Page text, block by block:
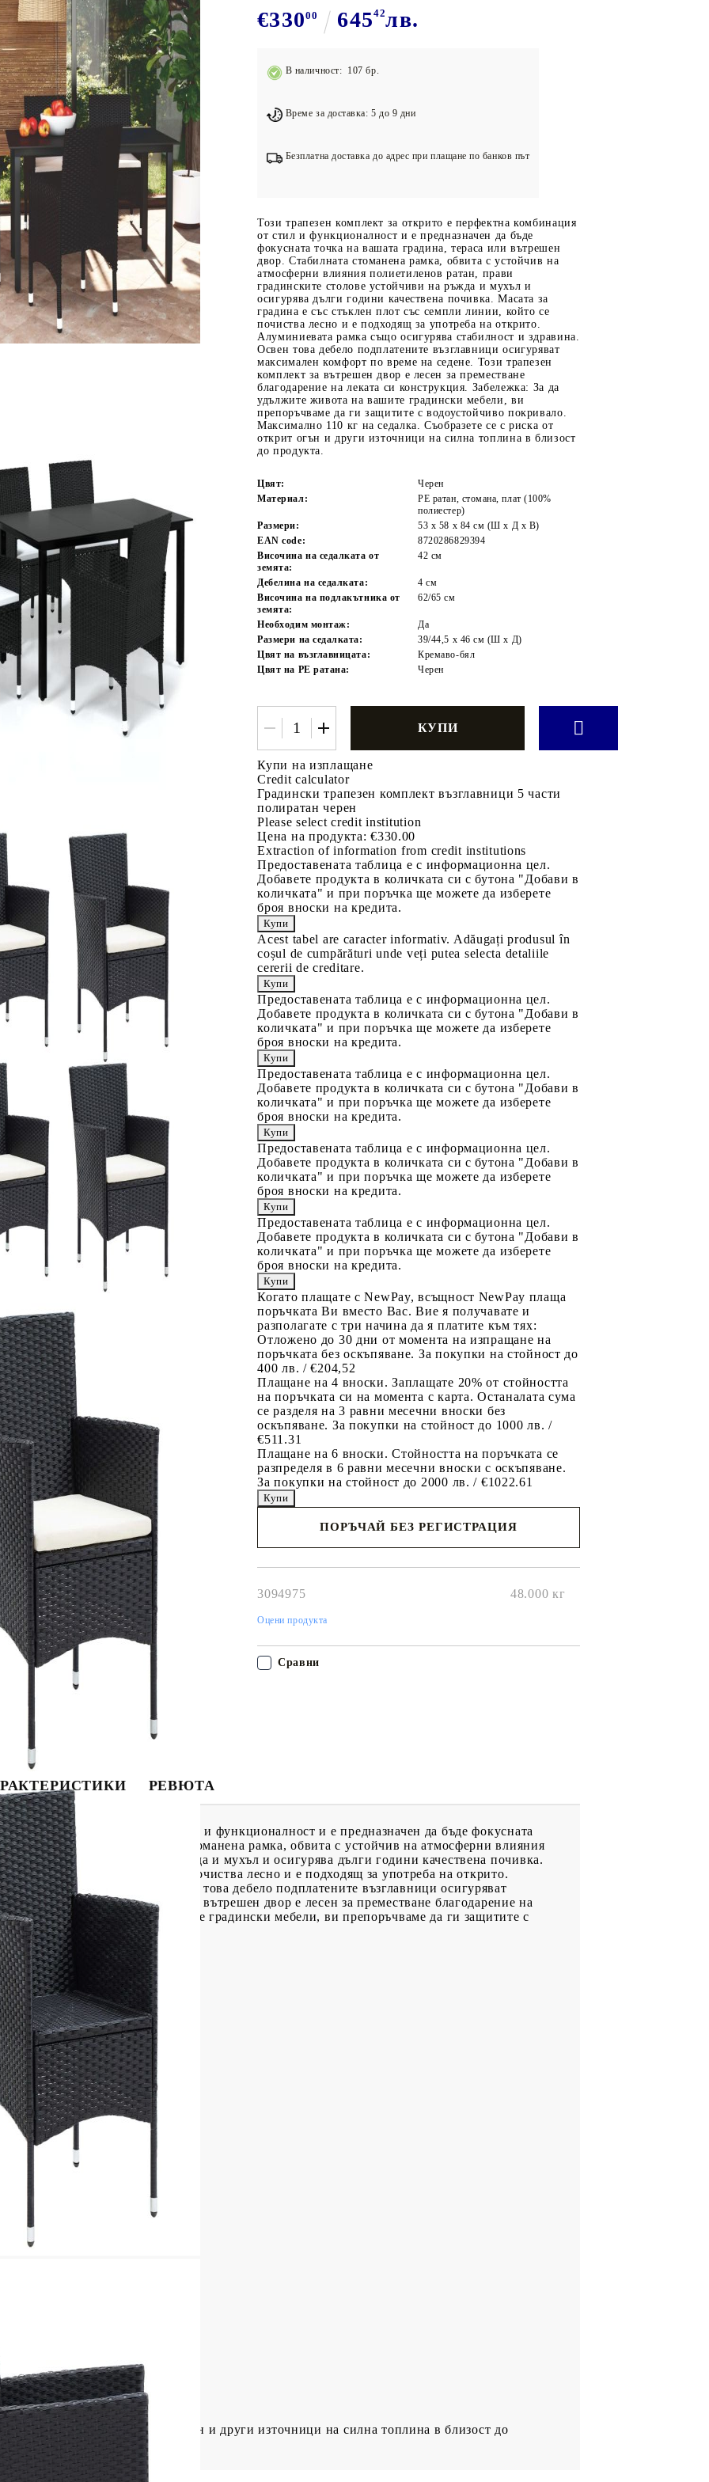
Подложки за фитнес уреди
Лостове за набиране
Силови кули
Йога и пилатес
Волейбол
€33000 64542лв.
В наличност: 107 бр.
Време за доставка: 5 до 9 дни
Безплатна доставка до адрес при плащане по банков път
Този трапезен комплект за открито е перфектна комбинация
от стил и функционалност и е предназначен да бъде
фокусната точка на вашата градина, тераса или вътрешен
двор. Стабилната стоманена рамка, обвита с устойчив на
атмосферни влияния полиетиленов ратан, прави
градинските столове устойчиви на ръжда и мухъл и
осигурява дълги години качествена почивка. Масата за
градина е със стъклен плот със семпли линии, който се
почиства лесно и е подходящ за употреба на открито.
Алуминиевата рамка също осигурява стабилност и здравина.
Освен това дебело подплатените възглавници осигуряват
максимален комфорт по време на седене. Този трапезен
комплект за вътрешен двор е лесен за преместване
благодарение на леката си конструкция. Забележка: За да
удължите живота на вашите градински мебели, ви
препоръчваме да ги защитите с водоустойчиво покривало.
Максимално 110 кг на седалка. Съобразете се с риска от
открит огън и други източници на силна топлина в близост
до продукта.
Цвят:
Черен
Материал:
PE ратан, стомана, плат (100%
полиестер)
Размери:
53 x 58 x 84 см (Ш х Д х В)
EAN code:
8720286829394
Височина на седалката от
земята:
42 cм
Дебелина на седалката:
4 см
Височина на подлакътника от
земята:
62/65 см
Необходим монтаж:
Да
Размери на седалката:
39/44,5 x 46 см (Ш x Д)
Цвят на възглавницата:
Кремаво-бял
Цвят на PE ратана:
Черен
Купи на изплащане
Credit calculator
Градински трапезен комплект възглавници 5 части
полиратан черен
Please select credit institution
Цена на продукта: €330.00
Extraction of information from credit institutions
Предоставената таблица е с информационна цел.
Добавете продукта в количката си с бутона "Добави в
количката" и при поръчка ще можете да изберете
броя вноски на кредита.
Acest tabel are caracter informativ. Adăugați produsul în
coșul de cumpărături unde veți putea selecta detaliile
cererii de creditare.
Предоставената таблица е с информационна цел.
Добавете продукта в количката си с бутона "Добави в
количката" и при поръчка ще можете да изберете
броя вноски на кредита.
Предоставената таблица е с информационна цел.
Добавете продукта в количката си с бутона "Добави в
количката" и при поръчка ще можете да изберете
броя вноски на кредита.
Предоставената таблица е с информационна цел.
Добавете продукта в количката си с бутона "Добави в
количката" и при поръчка ще можете да изберете
броя вноски на кредита.
Предоставената таблица е с информационна цел.
Добавете продукта в количката си с бутона "Добави в
количката" и при поръчка ще можете да изберете
броя вноски на кредита.
Когато плащате с NewPay, всъщност NewPay плаща
поръчката Ви вместо Вас. Вие я получавате и
разполагате с три начина да я платите към тях:
Отложено до 30 дни от момента на изпращане на
поръчката без оскъпяване. За покупки на стойност до
400 лв. / €204,52
Плащане на 4 вноски. Заплащате 20% от стойността
на поръчката си на момента с карта. Останалата сума
се разделя на 3 равни месечни вноски без
оскъпяване. За покупки на стойност до 1000 лв. /
€511.31
Плащане на 6 вноски. Стойността на поръчката се
разпределя в 6 равни месечни вноски с оскъпяване.
За покупки на стойност до 2000 лв. / €1022.61
ПОРЪЧАЙ БЕЗ РЕГИСТРАЦИЯ
3094975 48.000 кг
Оцени продукта
Сравни
РЕВЮТА
е перфектна комбинация от стил и функционалност и е предназначен да бъде фокусната
вътрешен двор. Стабилната стоманена рамка, обвита с устойчив на атмосферни влияния
столове устойчиви на ръжда и мухъл и осигурява дълги години качествена почивка.
със семпли линии, който се почиства лесно и е подходящ за употреба на открито.
стабилност и здравина. Освен това дебело подплатените възглавници осигуряват
Този трапезен комплект за вътрешен двор е лесен за преместване благодарение на
За да удължите живота на вашите градински мебели, ви препоръчваме да ги защитите с
x Ш x В)
бял
(100% полиестер)
62/65 см
се с риска от открит огън и други източници на силна топлина в близост до